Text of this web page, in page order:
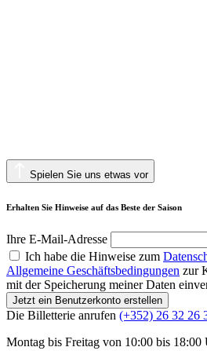
Spielen Sie uns etwas vor
Erhalten Sie Hinweise auf das Beste der Saison
Ihre E-Mail-Adresse
Ich habe die Hinweise zum
Allgemeine Geschäftsbedingungen zur
mit der Speicherung meiner Daten
Jetzt ein Benutzerkonto erstellen
Die Billetterie anrufen (+352) 26 32 26
Montag bis Freitag von 10:00 bis 18:00